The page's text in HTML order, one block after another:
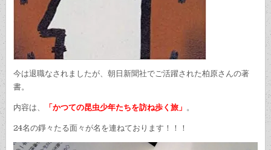
今は退職なされましたが、朝日新聞社でご活躍された柏原さんの著
書。
内容は、 「かつての昆虫少年たちを訪ね歩く旅」 。
24名の錚々たる面々が名を連ねております！！！